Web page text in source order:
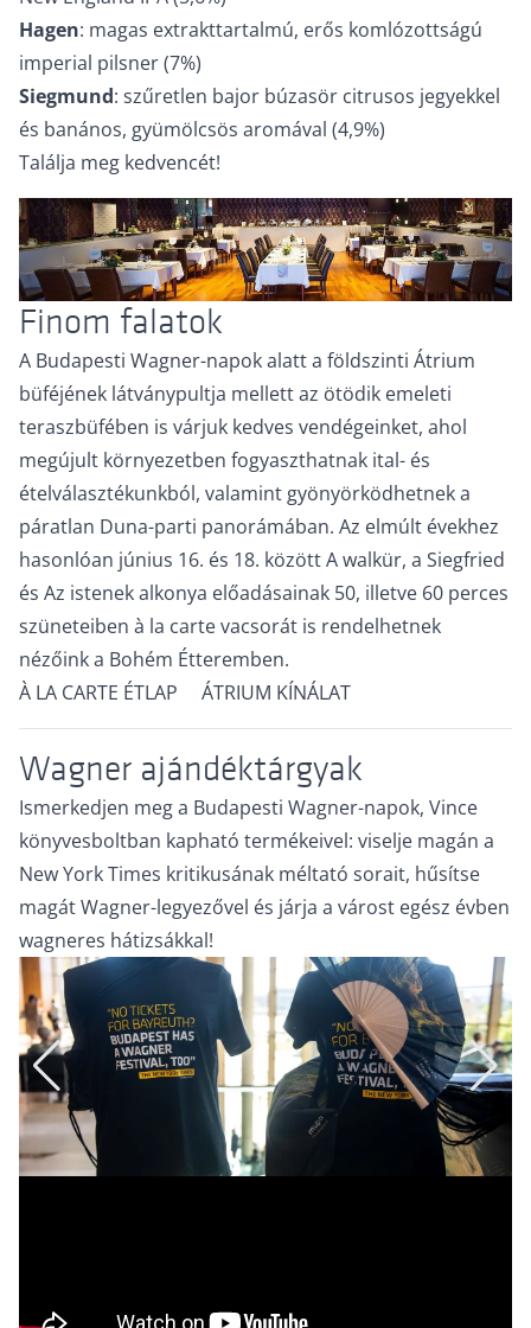
Hagen: magas extrakttartalmú, erős komlózottságú
imperial pilsner (7%)
Siegmund: szűretlen bajor búzasör citrusos jegyekkel
és banános, gyümölcsös aromával (4,9%)
Találja meg kedvencét!
Finom falatok
A Budapesti Wagner-napok alatt a földszinti Átrium
büféjének látványpultja mellett az ötödik emeleti
teraszbüfében is várjuk kedves vendégeinket, ahol
megújult környezetben fogyaszthatnak ital- és
ételválasztékunkból, valamint gyönyörködhetnek a
páratlan Duna-parti panorámában. Az elmúlt évekhez
hasonlóan június 16. és 18. között A walkür, a Siegfried
és Az istenek alkonya előadásainak 50, illetve 60 perces
szüneteiben à la carte vacsorát is rendelhetnek
nézőink a Bohém Étteremben.
À LA CARTE ÉTLAP
ÁTRIUM KÍNÁLAT
Wagner ajándéktárgyak
Ismerkedjen meg a Budapesti Wagner-napok, Vince
könyvesboltban kapható termékeivel: viselje magán a
New York Times kritikusának méltató sorait, hűsítse
magát Wagner-legyezővel és járja a várost egész évben
wagneres hátizsákkal!